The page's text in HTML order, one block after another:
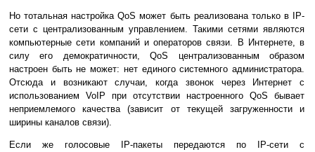
Но тотальная настройка QoS может быть реализована только в IP-
сети с централизованным управлением. Такими сетями являются
компьютерные сети компаний и операторов связи. В Интернете, в
силу его демократичности, QoS централизованным образом
настроен быть не может: нет единого системного администратора.
Отсюда и возникают случаи, когда звонок через Интернет с
использованием VoIP при отсутствии настроенного QoS бывает
неприемлемого качества (зависит от текущей загруженности и
ширины каналов связи).
Если же голосовые IP-пакеты передаются по IP-сети с